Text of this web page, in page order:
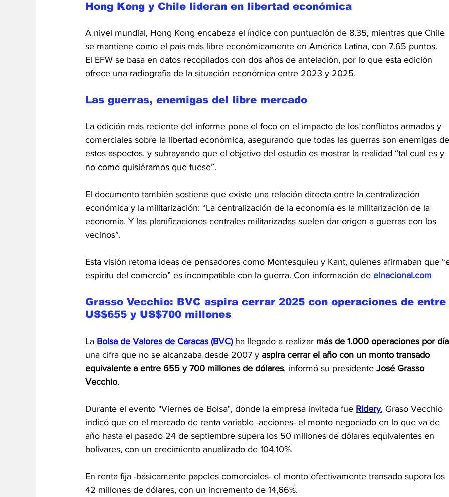
Hong Kong y Chile lideran en libertad económica
A nivel mundial, Hong Kong encabeza el índice con puntuación de 8.35, mientras que Chile
se mantiene como el país más libre económicamente en América Latina, con 7.65 puntos.
El EFW se basa en datos recopilados con dos años de antelación, por lo que esta edición
ofrece una radiografía de la situación económica entre 2023 y 2025.
Las guerras, enemigas del libre mercado
La edición más reciente del informe pone el foco en el impacto de los conflictos armados y
comerciales sobre la libertad económica, asegurando que todas las guerras son enemigas
estos aspectos, y subrayando que el objetivo del estudio es mostrar la realidad “tal cual es y
no como quisiéramos que fuese”.
El documento también sostiene que existe una relación directa entre la centralización
económica y la militarización: “La centralización de la economía es la militarización de la
economía. Y las planificaciones centrales militarizadas suelen dar origen a guerras con los
vecinos”.
Esta visión retoma ideas de pensadores como Montesquieu y Kant, quienes afirmaban que
espíritu del comercio” es incompatible con la guerra. Con información de elnacional.com
Grasso Vecchio: BVC aspira cerrar 2025 con operaciones de entre
US$655 y US$700 millones
La Bolsa de Valores de Caracas (BVC) ha llegado a realizar más de 1.000 operaciones por día
una cifra que no se alcanzaba desde 2007 y aspira cerrar el año con un monto transado
equivalente a entre 655 y 700 millones de dólares, informó su presidente José Grasso
Vecchio.
Durante el evento "Viernes de Bolsa", donde la empresa invitada fue Ridery, Graso Vecchio
indicó que en el mercado de renta variable -acciones- el monto negociado en lo que va de
año hasta el pasado 24 de septiembre supera los 50 millones de dólares equivalentes en
bolívares, con un crecimiento anualizado de 104,10%.
En renta fija -básicamente papeles comerciales- el monto efectivamente transado supera los
42 millones de dólares, con un incremento de 14,66%.